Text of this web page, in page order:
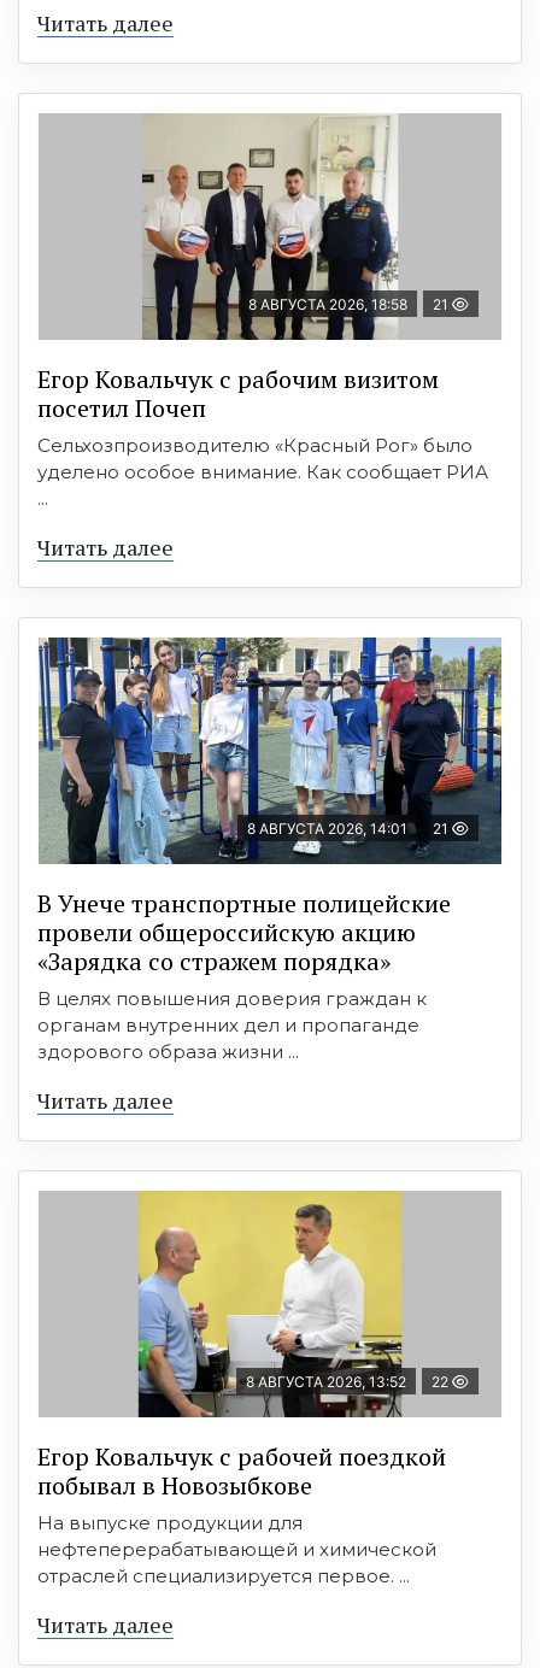
Читать далее
8 АВГУСТА 2026, 18:58 21
Егор Ковальчук с рабочим визитом
посетил Почеп
Сельхозпроизводителю «Красный Рог» было
уделено особое внимание. Как сообщает РИА
...
Читать далее
8 АВГУСТА 2026, 14:01 21
В Унече транспортные полицейские
провели общероссийскую акцию
«Зарядка со стражем порядка»
В целях повышения доверия граждан к
органам внутренних дел и пропаганде
здорового образа жизни ...
Читать далее
8 АВГУСТА 2026, 13:52 22
Егор Ковальчук с рабочей поездкой
побывал в Новозыбкове
На выпуске продукции для
нефтеперерабатывающей и химической
отраслей специализируется первое. ...
Читать далее